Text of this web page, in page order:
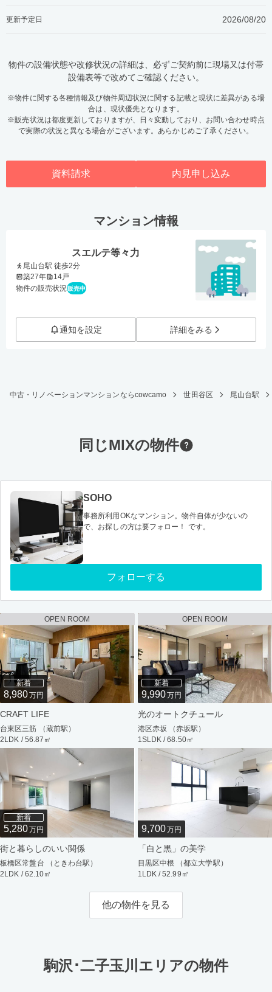
更新予定日 2026/08/20
物件の設備状態や改修状況の詳細は、必ずご契約前に現場又は付帯
設備表等で改めてご確認ください。
※物件に関する各種情報及び物件周辺状況に関する記載と現状に差異がある場
合は、現状優先となります。
※販売状況は都度更新しておりますが、日々変動しており、お問い合わせ時点
で実際の状況と異なる場合がございます。あらかじめご了承ください。
資料請求 内見申し込み
マンション情報
スエルテ等々力
尾山台駅 徒歩2分
築27年
14戸
物件の販売状況販売中
通知を設定 詳細をみる
中古・リノベーションマンションならcowcamo 世田谷区 尾山台駅
同じMIXの物件
SOHO
事務所利用OKなマンション。物件自体が少ないの
で、お探しの方は要フォロー！ です。
フォローする
OPEN ROOM
新着
8,980万円
CRAFT LIFE
台東区三筋 （蔵前駅）
2LDK / 56.87㎡
OPEN ROOM
新着
9,990万円
光のオートクチュール
港区赤坂 （赤坂駅）
1SLDK / 68.50㎡
新着
5,280万円
街と暮らしのいい関係
板橋区常盤台 （ときわ台駅）
2LDK / 62.10㎡
9,700万円
「白と黒」の美学
目黒区中根 （都立大学駅）
1LDK / 52.99㎡
他の物件を見る
駒沢･二子玉川エリアの物件